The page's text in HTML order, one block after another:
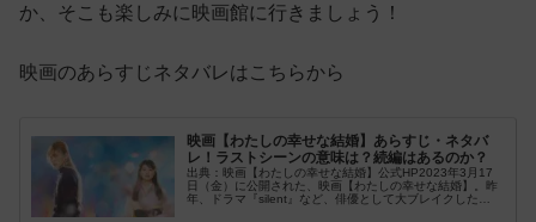
か、そこも楽しみに映画館に行きましょう！
映画のあらすじネタバレはこちらから
映画【わたしの幸せな結婚】あらすじ・ネタバ
レ！ラストシーンの意味は？続編はあるのか？
出典：映画【わたしの幸せな結婚】公式HP2023年3月17
日（金）に公開された、映画【わたしの幸せな結婚】。昨
年、ドラマ『silent』など、俳優として大ブレイクした